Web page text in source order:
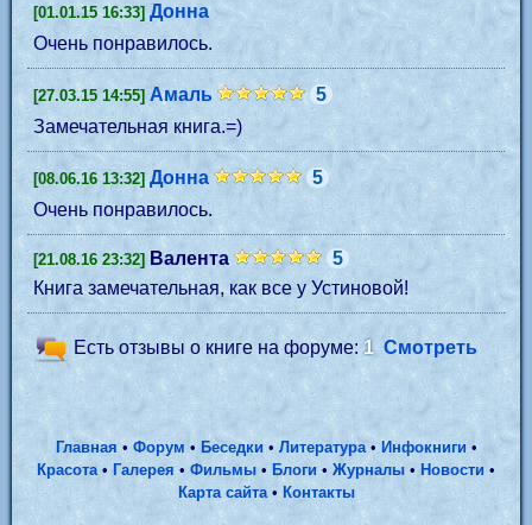
[01.01.15 16:33] Донна
Очень понравилось.
[27.03.15 14:55] Aмаль
5
Замечательная книга.=)
[08.06.16 13:32] Донна
5
Очень понравилось.
[21.08.16 23:32] Валента
5
Книга замечательная, как все у Устиновой!
Есть отзывы о книге на форуме:1 Смотреть
Главная • Форум • Беседки•Литература• Инфокниги •
Красота•Галерея• Фильмы•Блоги• Журналы • Новости •
Карта сайта• Контакты